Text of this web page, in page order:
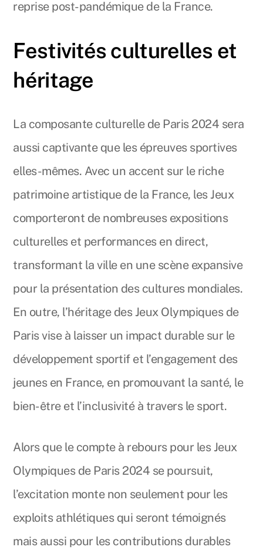
reprise post-pandémique de la France.
Festivités culturelles et
héritage
La composante culturelle de Paris 2024 sera
aussi captivante que les épreuves sportives
elles-mêmes. Avec un accent sur le riche
patrimoine artistique de la France, les Jeux
comporteront de nombreuses expositions
culturelles et performances en direct,
transformant la ville en une scène expansive
pour la présentation des cultures mondiales.
En outre, l’héritage des Jeux Olympiques de
Paris vise à laisser un impact durable sur le
développement sportif et l’engagement des
jeunes en France, en promouvant la santé, le
bien-être et l’inclusivité à travers le sport.
Alors que le compte à rebours pour les Jeux
Olympiques de Paris 2024 se poursuit,
l’excitation monte non seulement pour les
exploits athlétiques qui seront témoignés
mais aussi pour les contributions durables